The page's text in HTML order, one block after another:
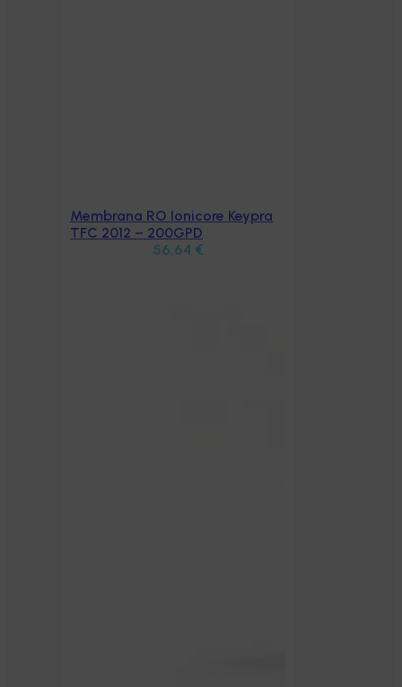
Aggiungi al carrello
Membrana RO Ionicore Keypra
TFC 2012 – 200GPD
56,64 €